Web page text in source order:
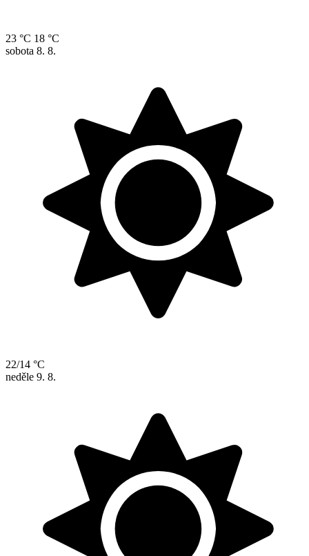
23 °C 18 °C
sobota 8. 8.
22/14 °C
neděle 9. 8.